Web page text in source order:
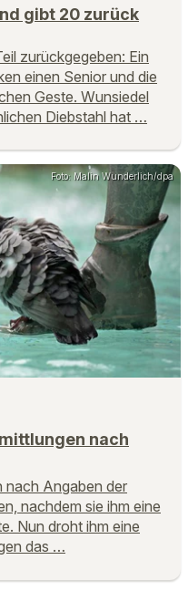
gibt 20 zurück
zurückgegeben: Ein
einen Senior und die
Geste. Wunsiedel
Diebstahl hat …
Foto: Malin Wunderlich/dpa
nach
nach Angaben der
nachdem sie ihm eine
Nun droht ihm eine
das …